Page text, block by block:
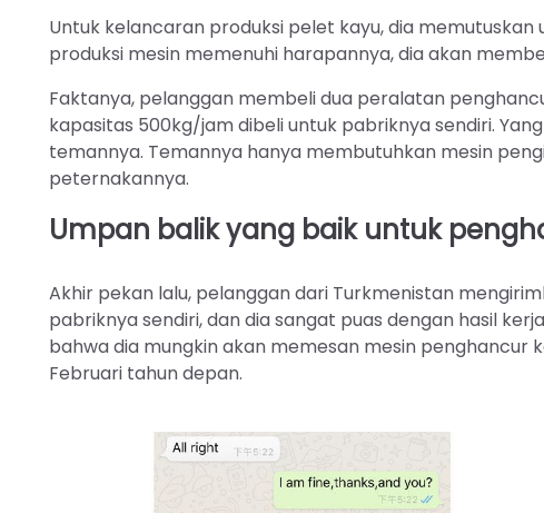
Untuk kelancaran produksi pelet kayu, dia
produksi mesin memenuhi harapannya, dia akan
Faktanya, pelanggan membeli dua peralatan
kapasitas 500kg/jam dibeli untuk pabriknya sendiri.
temannya. Temannya hanya membutuhkan mesin
peternakannya.
Umpan balik yang baik untuk
Akhir pekan lalu, pelanggan dari Turkmenistan
pabriknya sendiri, dan dia sangat puas dengan hasil
bahwa dia mungkin akan memesan mesin
Februari tahun depan.